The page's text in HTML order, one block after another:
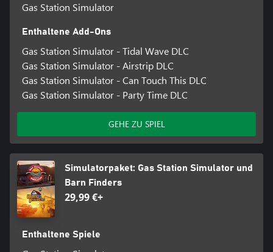
Gas Station Simulator
Enthaltene Add-Ons
Gas Station Simulator - Tidal Wave DLC
Gas Station Simulator - Airstrip DLC
Gas Station Simulator - Can Touch This DLC
Gas Station Simulator - Party Time DLC
GEHE ZU SPIEL
Simulatorpaket: Gas Station Simulator und
Barn Finders
29,99 €+
Enthaltene Spiele